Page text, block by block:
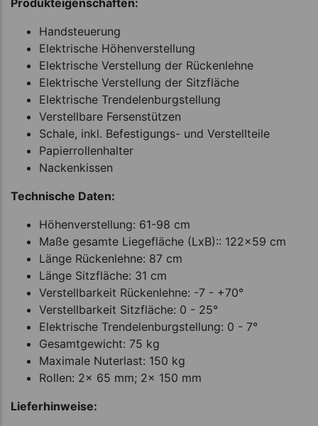
Handsteuerung
Elektrische Höhenverstellung
Elektrische Verstellung der Rückenlehne
Elektrische Verstellung der Sitzfläche
Elektrische Trendelenburgstellung
Verstellbare Fersenstützen
Schale, inkl. Befestigungs- und Verstellteile
Papierrollenhalter
Nackenkissen
Technische Daten:
Höhenverstellung: 61-98 cm
Maße gesamte Liegefläche (LxB):: 122x59 cm
Länge Rückenlehne: 87 cm
Länge Sitzfläche: 31 cm
Verstellbarkeit Rückenlehne: -7 - +70°
Verstellbarkeit Sitzfläche: 0 - 25°
Elektrische Trendelenburgstellung: 0 - 7°
Gesamtgewicht: 75 kg
Maximale Nuterlast: 150 kg
Rollen: 2x 65 mm; 2x 150 mm
Lieferhinweise: